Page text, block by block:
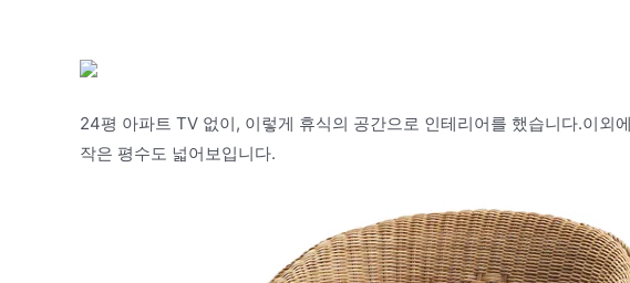
24평 아파트 TV 없이, 이렇게 휴식의 공간으로 인테리어를 했습니다.이외
작은 평수도 넓어보입니다.